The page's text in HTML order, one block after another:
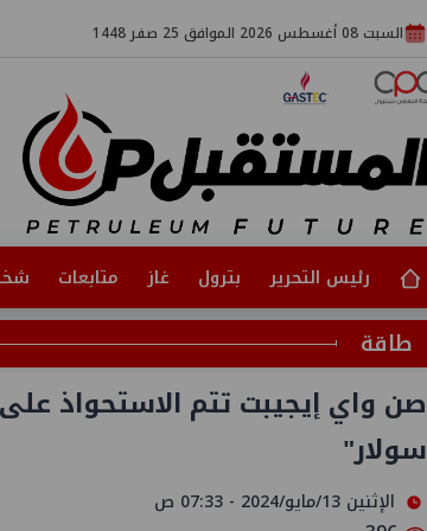
السبت 08 أغسطس 2026 الموافق 25 صفر 1448
رئيس التحرير بترول غاز متابعات
طاقة
صن واي إيجيبت تتم الاستحواذ
سولار"
الإثنين 13/مايو/2024 - 07:33 ص